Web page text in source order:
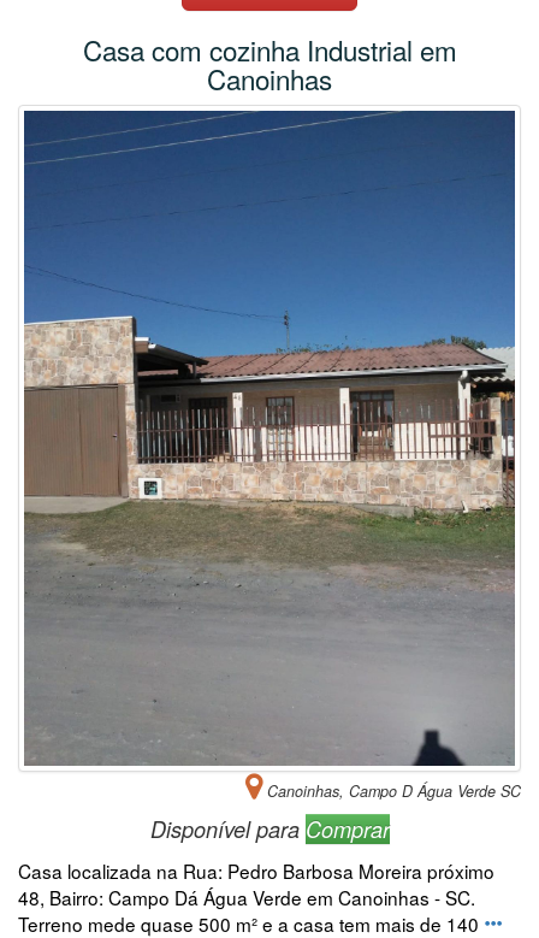
Casa com cozinha Industrial em
Canoinhas
Canoinhas, Campo D Água Verde SC
Disponível para Comprar
Casa localizada na Rua: Pedro Barbosa Moreira próximo
48, Bairro: Campo Dá Água Verde em Canoinhas - SC.
Terreno mede quase 500 m² e a casa tem mais de 140